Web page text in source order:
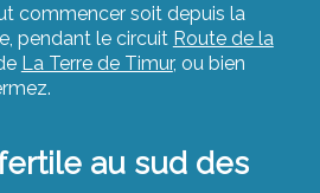
commencer soit depuis la
pendant le circuit Route de la
La Terre de Timur, ou bien
au sud des